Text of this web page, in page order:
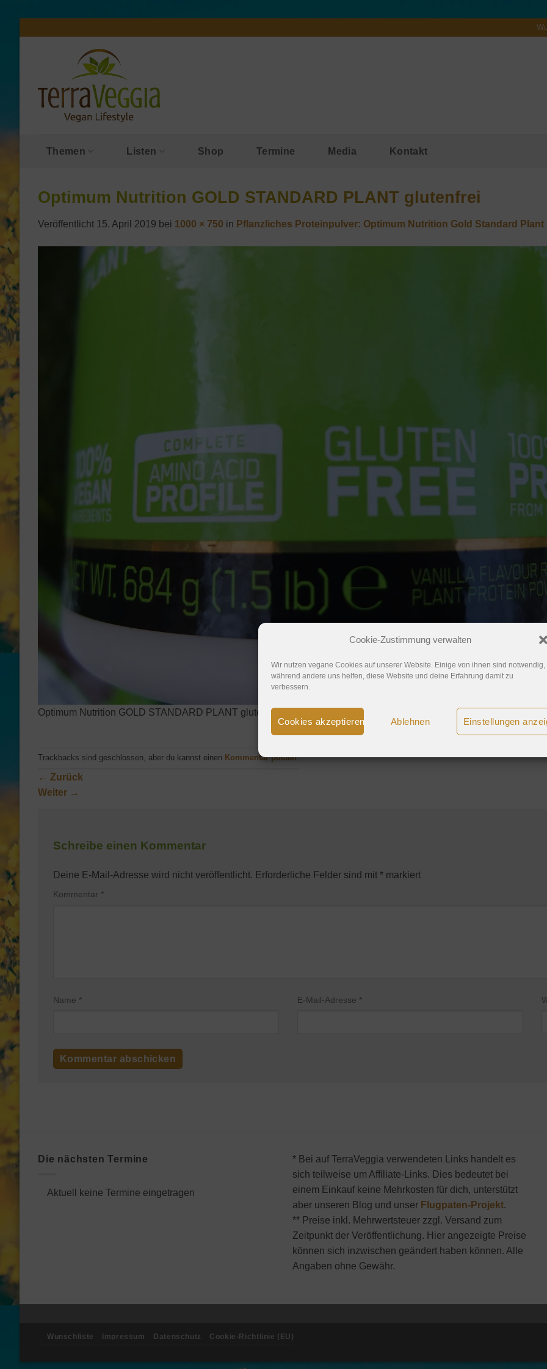
Cookie-Zustimmung verwalten
Wir nutzen vegane Cookies auf unserer Website. Einige von ihnen sind notwendig,
während andere uns helfen, diese Website und deine Erfahrung damit zu
verbessern.
Cookies akzeptieren Ablehnen Einstellungen
Themen Listen Shop Termine Media Kontakt
Optimum Nutrition GOLD STANDARD PLANT glutenfrei
Veröffentlicht 15. April 2019 bei 1000 × 750 in Pflanzliches Proteinpulver: Optimum Nutrition Gold Standard Plant
Optimum Nutrition GOLD STANDARD PLANT glutenfrei
Trackbacks sind geschlossen, aber du kannst einen Kommentar posten.
← Zurück
Weiter →
Schreibe einen Kommentar
Deine E-Mail-Adresse wird nicht veröffentlicht. Erforderliche Felder sind mit * markiert
Kommentar *
Name * E-Mail-Adresse *
Die nächsten Termine
Aktuell keine Termine eingetragen
* Bei auf TerraVeggia verwendeten Links handelt es
sich teilweise um Affiliate-Links. Dies bedeutet bei
einem Einkauf keine Mehrkosten für dich, unterstützt
aber unseren Blog und unser Flugpaten-Projekt.
** Preise inkl. Mehrwertsteuer zzgl. Versand zum
Zeitpunkt der Veröffentlichung. Hier angezeigte Preise
können sich inzwischen geändert haben können. Alle
Angaben ohne Gewähr.
Wunschliste Impressum Datenschutz Cookie-Richtlinie (EU)